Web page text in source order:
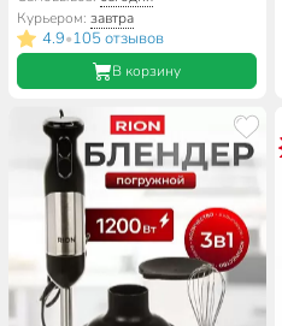
Курьером:завтра
4.9•105 отзывов
В корзину